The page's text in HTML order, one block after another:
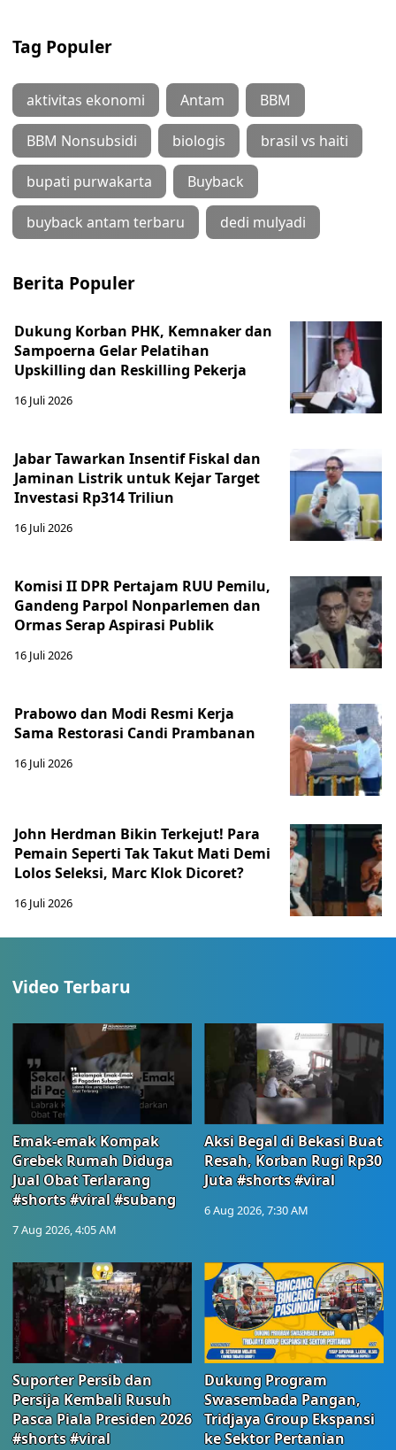
Tag Populer
aktivitas ekonomi Antam BBM
BBM Nonsubsidi biologis brasil vs haiti
bupati purwakarta Buyback
buyback antam terbaru dedi mulyadi
Berita Populer
Dukung Korban PHK, Kemnaker dan
Sampoerna Gelar Pelatihan
Upskilling dan Reskilling Pekerja
16 Juli 2026
Jabar Tawarkan Insentif Fiskal dan
Jaminan Listrik untuk Kejar Target
Investasi Rp314 Triliun
16 Juli 2026
Komisi II DPR Pertajam RUU Pemilu,
Gandeng Parpol Nonparlemen dan
Ormas Serap Aspirasi Publik
16 Juli 2026
Prabowo dan Modi Resmi Kerja
Sama Restorasi Candi Prambanan
16 Juli 2026
John Herdman Bikin Terkejut! Para
Pemain Seperti Tak Takut Mati Demi
Lolos Seleksi, Marc Klok Dicoret?
16 Juli 2026
Video Terbaru
Emak-emak Kompak
Grebek Rumah Diduga
Jual Obat Terlarang
#shorts #viral #subang
7 Aug 2026, 4:05 AM
Aksi Begal di Bekasi Buat
Resah, Korban Rugi Rp30
Juta #shorts #viral
6 Aug 2026, 7:30 AM
Suporter Persib dan
Persija Kembali Rusuh
Pasca Piala Presiden 2026
#shorts #viral
Dukung Program
Swasembada Pangan,
Tridjaya Group Ekspansi
ke Sektor Pertanian